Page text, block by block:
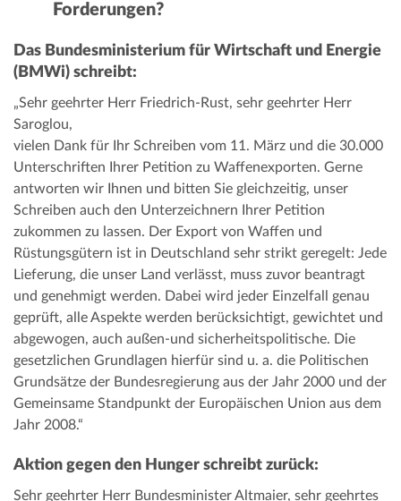
Forderungen?
Das Bundesministerium für Wirtschaft und Energie
(BMWi) schreibt:
„Sehr geehrter Herr Friedrich-Rust, sehr geehrter Herr
Saroglou,
vielen Dank für Ihr Schreiben vom 11. März und die 30.000
Unterschriften Ihrer Petition zu Waffenexporten. Gerne
antworten wir Ihnen und bitten Sie gleichzeitig, unser
Schreiben auch den Unterzeichnern Ihrer Petition
zukommen zu lassen. Der Export von Waffen und
Rüstungsgütern ist in Deutschland sehr strikt geregelt: Jede
Lieferung, die unser Land verlässt, muss zuvor beantragt
und genehmigt werden. Dabei wird jeder Einzelfall genau
geprüft, alle Aspekte werden berücksichtigt, gewichtet und
abgewogen, auch außen-und sicherheitspolitische. Die
gesetzlichen Grundlagen hierfür sind u. a. die Politischen
Grundsätze der Bundesregierung aus der Jahr 2000 und der
Gemeinsame Standpunkt der Europäischen Union aus dem
Jahr 2008.“
Aktion gegen den Hunger schreibt zurück:
Sehr geehrter Herr Bundesminister Altmaier, sehr geehrtes